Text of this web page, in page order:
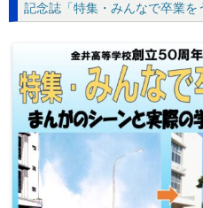
記念誌「特集・みんなで卒業を